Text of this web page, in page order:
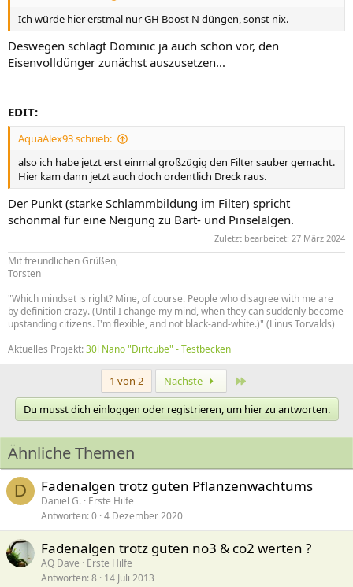
Ich würde hier erstmal nur GH Boost N düngen, sonst nix.
Deswegen schlägt Dominic ja auch schon vor, den
Eisenvolldünger zunächst auszusetzen...
EDIT:
AquaAlex93 schrieb:
also ich habe jetzt erst einmal großzügig den Filter sauber gemacht.
Hier kam dann jetzt auch doch ordentlich Dreck raus.
Der Punkt (starke Schlammbildung im Filter) spricht
schonmal für eine Neigung zu Bart- und Pinselalgen.
Zuletzt bearbeitet: 27 März 2024
Mit freundlichen Grüßen,
Torsten
"Which mindset is right? Mine, of course. People who disagree with me are
by definition crazy. (Until I change my mind, when they can suddenly become
upstanding citizens. I'm flexible, and not black-and-white.)" (Linus Torvalds)
Aktuelles Projekt:30l Nano "Dirtcube" - Testbecken
1 von 2 Nächste
Du musst dich einloggen oder registrieren, um hier zu antworten.
Ähnliche Themen
D Fadenalgen trotz guten Pflanzenwachtums
Daniel G. Erste Hilfe
Antworten 0 4 Dezember 2020
Fadenalgen trotz guten no3 & co2 werten ?
AQ Dave
Erste Hilfe
Antworten 8 14 Juli 2013